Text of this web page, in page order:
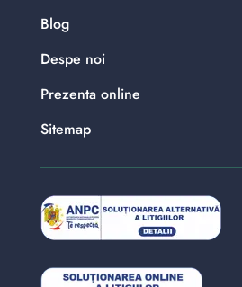
Blog
Despe noi
Prezenta online
Sitemap